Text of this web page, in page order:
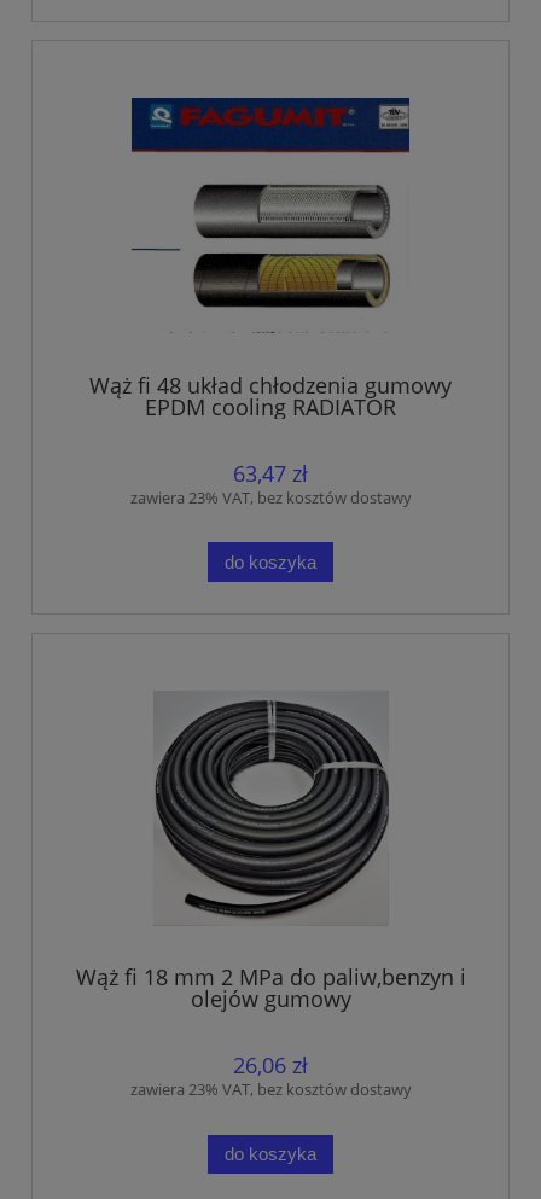
Wąż fi 48 układ chłodzenia gumowy
EPDM cooling RADIATOR
63,47 zł
zawiera 23% VAT, bez kosztów dostawy
do koszyka
Wąż fi 18 mm 2 MPa do paliw,benzyn i
olejów gumowy
26,06 zł
zawiera 23% VAT, bez kosztów dostawy
do koszyka